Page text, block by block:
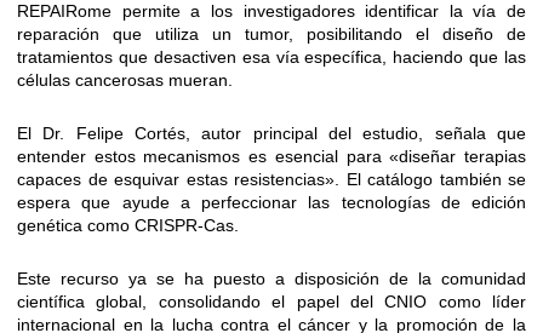
REPAIRome permite a los investigadores identificar la vía de
reparación que utiliza un tumor, posibilitando el diseño de
tratamientos que desactiven esa vía específica, haciendo que las
células cancerosas mueran.
El Dr. Felipe Cortés, autor principal del estudio, señala que
entender estos mecanismos es esencial para «diseñar terapias
capaces de esquivar estas resistencias». El catálogo también se
espera que ayude a perfeccionar las tecnologías de edición
genética como CRISPR-Cas.
Este recurso ya se ha puesto a disposición de la comunidad
científica global, consolidando el papel del CNIO como líder
internacional en la lucha contra el cáncer y la promoción de la